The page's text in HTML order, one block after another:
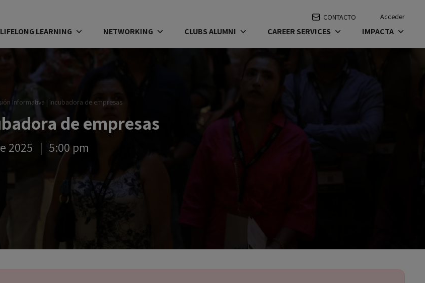
CONTACTO Acceder
LIFELONG LEARNING NETWORKING CLUBS ALUMNI CAREER SERVICES IMPACTA
Informativa | Incubadora de empresas
de empresas
2025 5:00 pm